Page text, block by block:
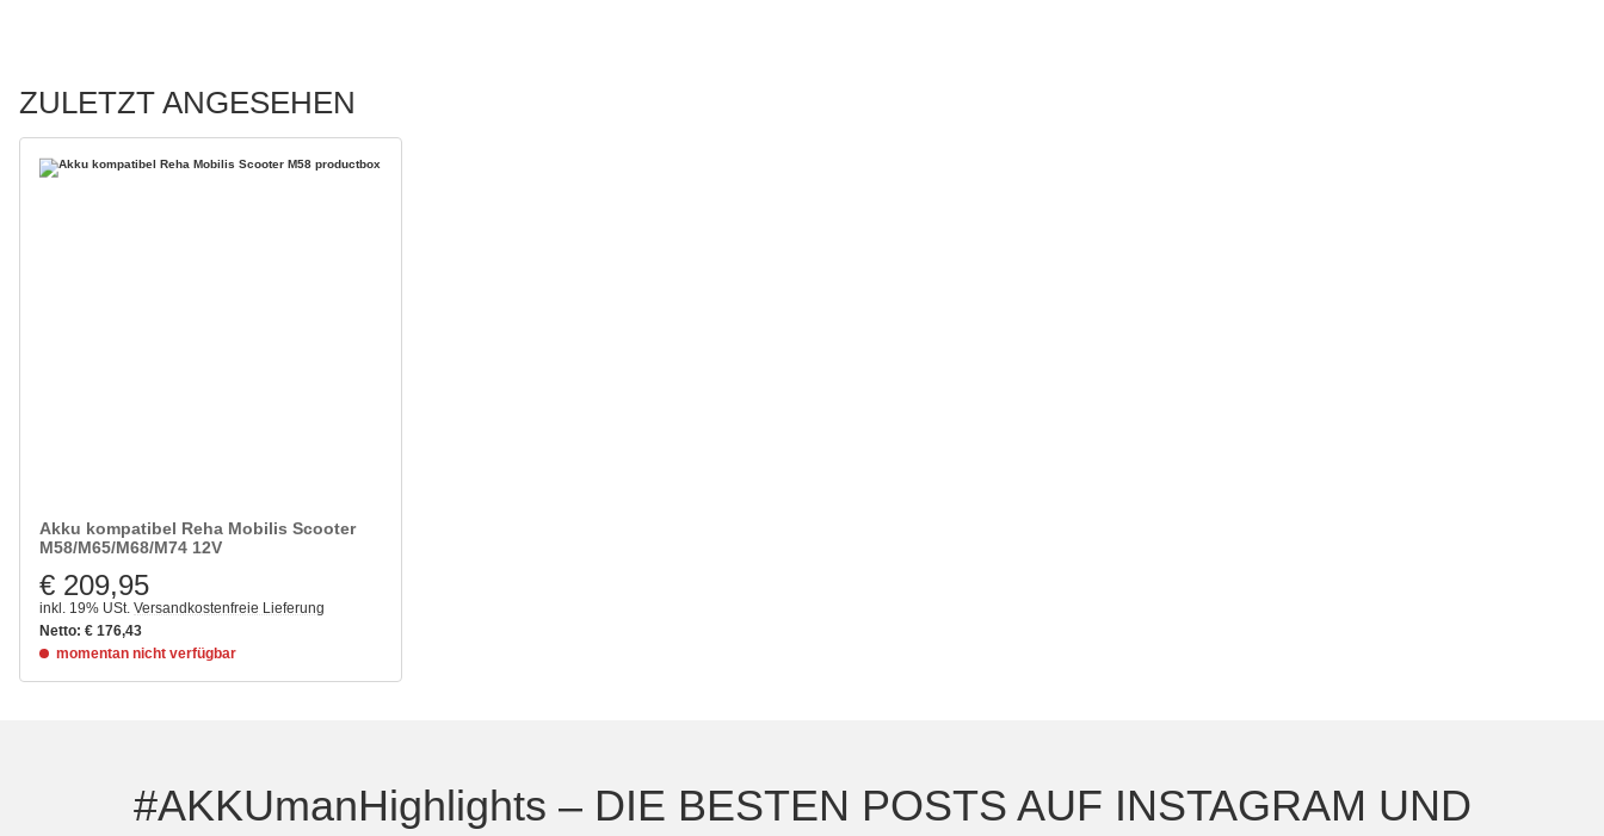
ZULETZT ANGESEHEN
Akku kompatibel Reha Mobilis Scooter
M58/M65/M68/M74 12V
€ 209,95
inkl. 19% USt. Versandkostenfreie Lieferung
Netto: € 176,43
momentan nicht verfügbar
#AKKUmanHighlights – DIE BESTEN POSTS AUF INSTAGRAM UND